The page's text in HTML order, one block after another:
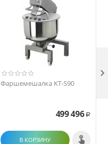
Фаршемешалка KT-S90
499 496 Р
В КОРЗИНУ
